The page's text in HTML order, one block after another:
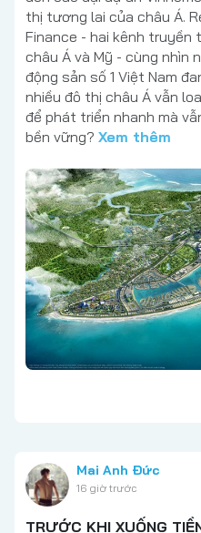
thị tương lai của châu Á.
Finance - hai kênh truyền
châu Á và Mỹ - cùng nhìn
động sản số 1 Việt Nam
nhiều đô thị châu Á vẫn
để phát triển nhanh mà
bền vững? Xem thêm
Mai Anh Đức
16 giờ trước
TRƯỚC KHI XUỐNG